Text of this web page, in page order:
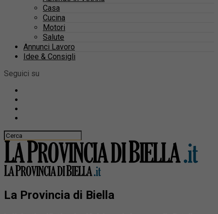
Casa
Cucina
Motori
Salute
Annunci Lavoro
Idee & Consigli
Seguici su
La Provincia di Biella